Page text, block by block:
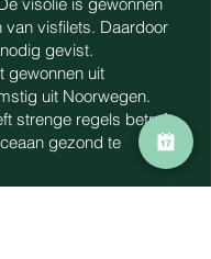
van visfilets. Daardoor
gevist.
gewonnen uit
uit Noorwegen.
strenge regels betreft
gezond te